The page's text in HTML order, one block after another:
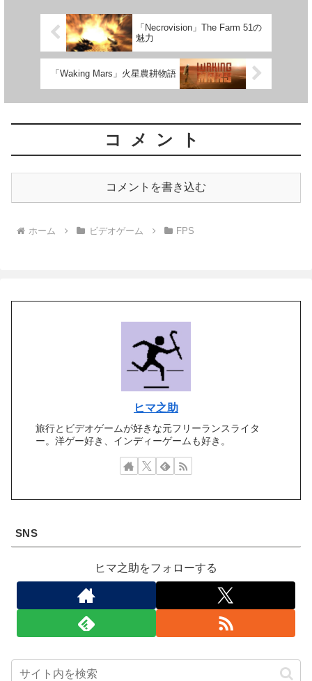
「Necrovision」The Farm 51の
魅力
「Waking Mars」火星農耕物語
コメント
コメントを書き込む
ホーム ビデオゲーム FPS
ヒマ之助
旅行とビデオゲームが好きな元フリーランスライタ
ー。洋ゲー好き、インディーゲームも好き。
SNS
ヒマ之助をフォローする